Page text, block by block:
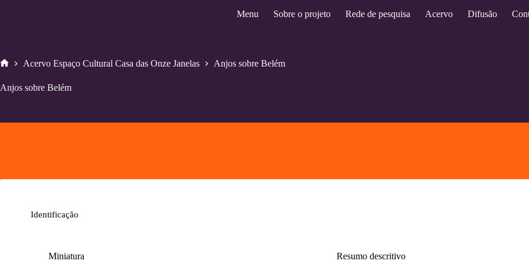
Menu Sobre o projeto Rede de pesquisa Acervo Difusão
Acervo Espaço Cultural Casa das Onze Janelas Anjos sobre Belém
Anjos sobre Belém
Identificação
Miniatura Resumo descritivo